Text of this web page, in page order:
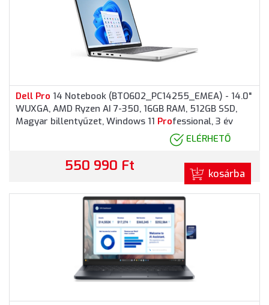
Dell Pro 14 Notebook (BTO602_PC14255_EMEA) - 14.0"
WUXGA, AMD Ryzen AI 7-350, 16GB RAM, 512GB SSD,
Magyar billentyűzet, Windows 11 Professional, 3 év
ELÉRHETŐ
550 990 Ft kosárba